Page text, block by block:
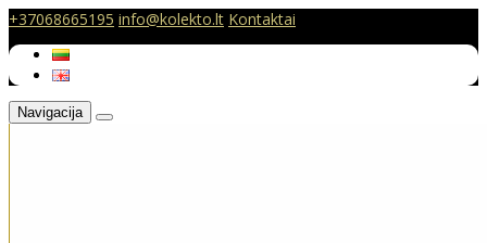
+37068665195 info@kolekto.lt Kontaktai
Navigacija